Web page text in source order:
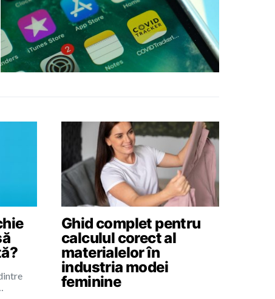
Ghid complet pentru
calculul corect al
materialelor în
industria modei
feminine